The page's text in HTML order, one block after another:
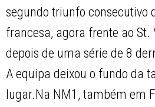
segundo triunfo consecutivo
francesa, agora frente ao St.
depois de uma série de 8
A equipa deixou o fundo da
lugar.Na NM1, também em